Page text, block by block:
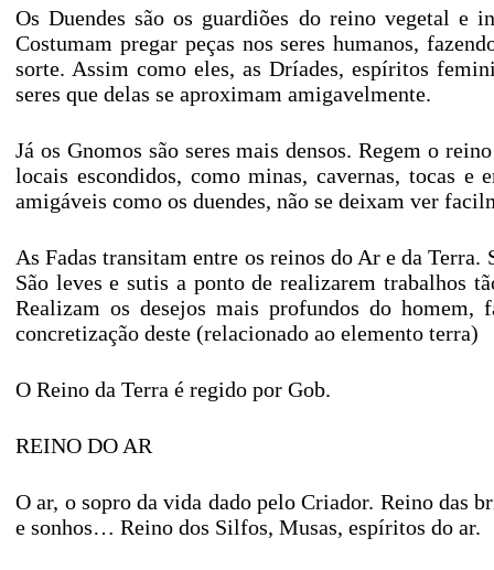
Os Duendes são os guardiões do reino vegetal e
Costumam pregar peças nos seres humanos,
sorte. Assim como eles, as Dríades, espíritos
seres que delas se aproximam amigavelmente.
Já os Gnomos são seres mais densos. Regem o
locais escondidos, como minas, cavernas, tocas
amigáveis como os duendes, não se deixam ver
As Fadas transitam entre os reinos do Ar e da
São leves e sutis a ponto de realizarem trabalhos
Realizam os desejos mais profundos do
concretização deste (relacionado ao elemento terra)
O Reino da Terra é regido por Gob.
REINO DO AR
O ar, o sopro da vida dado pelo Criador. Reino das
e sonhos… Reino dos Silfos, Musas, espíritos do ar.